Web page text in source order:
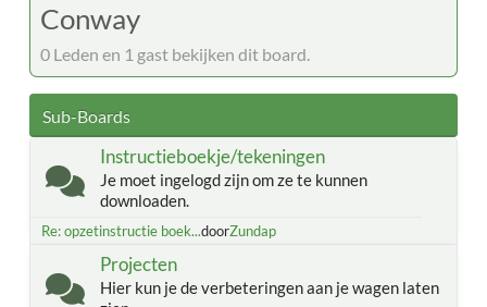
Conway
0 Leden en 1 gast bekijken dit board.
Sub-Boards
Instructieboekje/tekeningen
Je moet ingelogd zijn om ze te kunnen
downloaden.
Re: opzetinstructie boek...doorZundap
Projecten
Hier kun je de verbeteringen aan je wagen laten